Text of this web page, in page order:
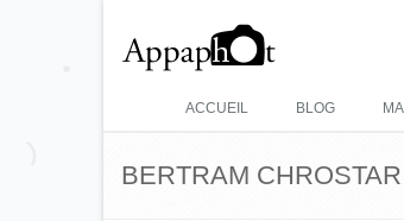
ACCUEIL BLOG
BERTRAM